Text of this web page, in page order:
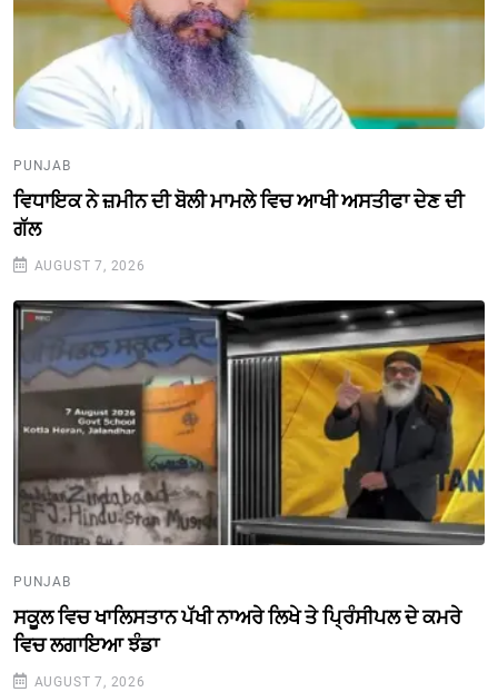
PUNJAB
ਵਿਧਾਇਕ ਨੇ ਜ਼ਮੀਨ ਦੀ ਬੋਲੀ ਮਾਮਲੇ ਵਿਚ ਆਖੀ ਅਸਤੀਫਾ ਦੇਣ ਦੀ
ਗੱਲ
AUGUST 7, 2026
PUNJAB
ਸਕੂਲ ਵਿਚ ਖਾਲਿਸਤਾਨ ਪੱਖੀ ਨਾਅਰੇ ਲਿਖੇ ਤੇ ਪ੍ਰਿੰਸੀਪਲ ਦੇ ਕਮਰੇ
ਵਿਚ ਲਗਾਇਆ ਝੰਡਾ
AUGUST 7, 2026